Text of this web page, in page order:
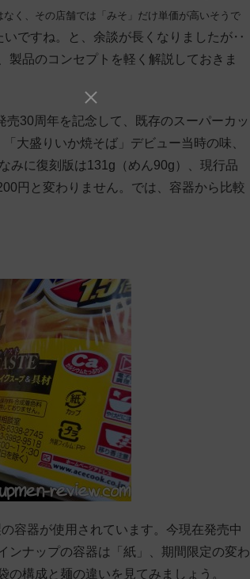
く、その店舗では「みそ」だけ単価が高いそうで
ですね。と、余談が長くなりましたが‥
製品のコンセプトを軽く解説しておきま
売30周年を記念して、既存のスーパーカッ
大盛りいか焼そば」デビュー当時の味、
みに復刻版は131g（めん90g）、現行品
円と変わりません。では、容器から比較
容器が使用されています。今現在発売中
ンナップの容器は「紙」、期間限定の変わ
構成と麺の違いを見てみましょう。